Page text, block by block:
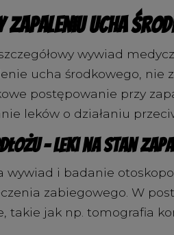
ucha
wywiad
ucha środkowego,
postępowanie przy
leków o działaniu
– leki na stan
wywiad i badanie
zabiegowego. W
takie jak np. tomografia